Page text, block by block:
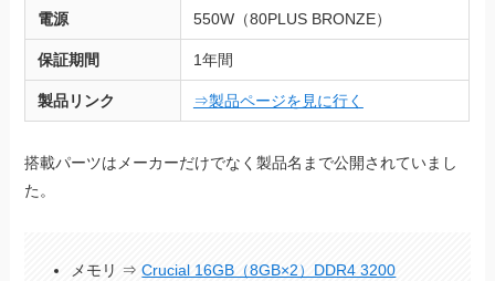
電源 550W（80PLUS BRONZE）
保証期間 1年間
製品リンク ⇒製品ページを見に行く
搭載パーツはメーカーだけでなく製品名まで公開されていまし
た。
メモリ ⇒Crucial 16GB（8GB×2）DDR4 3200